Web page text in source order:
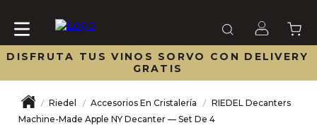
DISFRUTA TUS VINOS SORVO CON DELIVERY
GRATIS
Riedel Accesorios En Cristalería
RIEDEL Decanters
Machine-Made Apple NY Decanter — Set De 4